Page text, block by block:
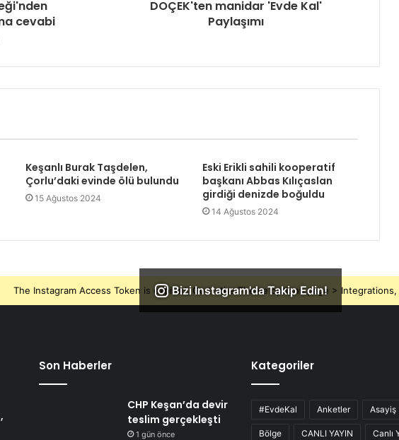
cevabi
DOÇEK'ten manidar 'Evde Kal'
Paylaşımı
Keşanlı Burak Taşdelen,
Çorlu’daki evinde ölü bulundu
15 Ağustos 2024
Eski Erikli sahili kooperatif
başkanı Abbas Kılıçaslan
girdiği denizde boğuldu
14 Ağustos 2024
Bizi Instagram'da Takip Edin!
The Instagram Access Token is expired, Go to the Theme options page >
Son Haberler
CHP Keşan’da devir
teslim gerçekleşti
1 gün önce
Kategoriler
#EvdeKal Anketler Asayiş
Bölge CANLI YAYIN Canlı